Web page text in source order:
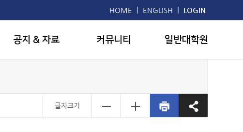
HOME | ENGLISH | LOGIN
공지 & 자료 커뮤니티 일반대학원
글자크기